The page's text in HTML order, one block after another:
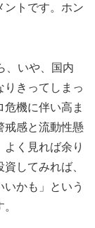
ントです。ホン
、いや、国内
りきってしまっ
機に伴い高ま
戒感と流動性懸
く見れば余り
してみれば、
いかも」という